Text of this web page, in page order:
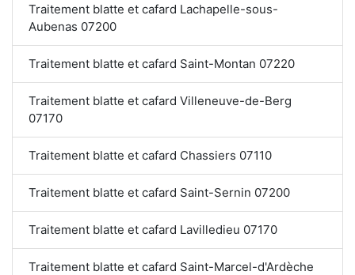
Traitement blatte et cafard Lachapelle-sous-
Aubenas 07200
Traitement blatte et cafard Saint-Montan 07220
Traitement blatte et cafard Villeneuve-de-Berg
07170
Traitement blatte et cafard Chassiers 07110
Traitement blatte et cafard Saint-Sernin 07200
Traitement blatte et cafard Lavilledieu 07170
Traitement blatte et cafard Saint-Marcel-d'Ardèche